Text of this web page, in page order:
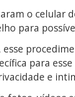
o
para
para
e